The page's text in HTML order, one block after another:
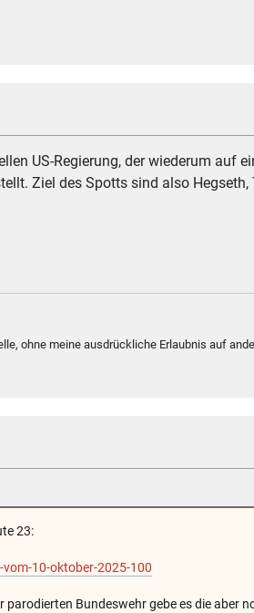
US-Regierung, der wiederum auf
Ziel des Spotts sind also Hegseth,
ohne meine ausdrückliche Erlaubnis auf
23:
10-oktober-2025-100
Bundeswehr gebe es die aber